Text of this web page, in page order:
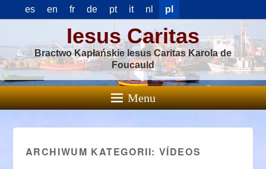
es en fr de pt it nl pl
Iesus Caritas
Bractwo Kapłańskie Iesus Caritas Karola de
Foucauld
Menu
ARCHIWUM KATEGORII: VÍDEOS